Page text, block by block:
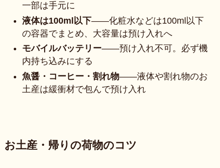
一部は手元に
液体は100ml以下——化粧水などは100ml以下
の容器でまとめ、大容量は預け入れへ
モバイルバッテリー——預け入れ不可。必ず機
内持ち込みにする
魚醤・コーヒー・割れ物——液体や割れ物のお
土産は緩衝材で包んで預け入れ
お土産・帰りの荷物のコツ